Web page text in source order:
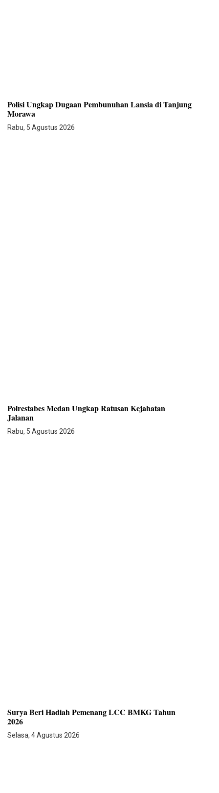
Polisi Ungkap Dugaan Pembunuhan Lansia di Tanjung
Morawa
Rabu, 5 Agustus 2026
Polrestabes Medan Ungkap Ratusan Kejahatan
Jalanan
Rabu, 5 Agustus 2026
Surya Beri Hadiah Pemenang LCC BMKG Tahun
2026
Selasa, 4 Agustus 2026